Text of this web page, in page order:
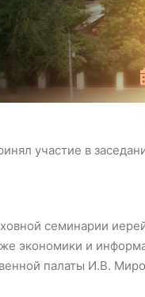
участие в
семинарии
экономики и
палаты И.В.